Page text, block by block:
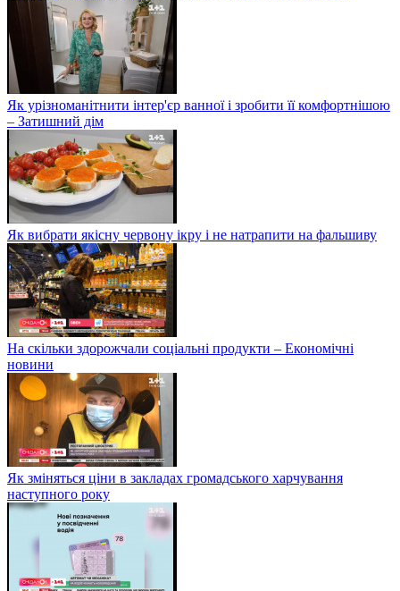
Як урізноманітнити інтер'єр ванної і зробити її комфортнішою
– Затишний дім
Як вибрати якісну червону ікру і не натрапити на фальшиву
На скільки здорожчали соціальні продукти – Економічні
новини
Як зміняться ціни в закладах громадського харчування
наступного року